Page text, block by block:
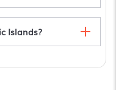
Islands?